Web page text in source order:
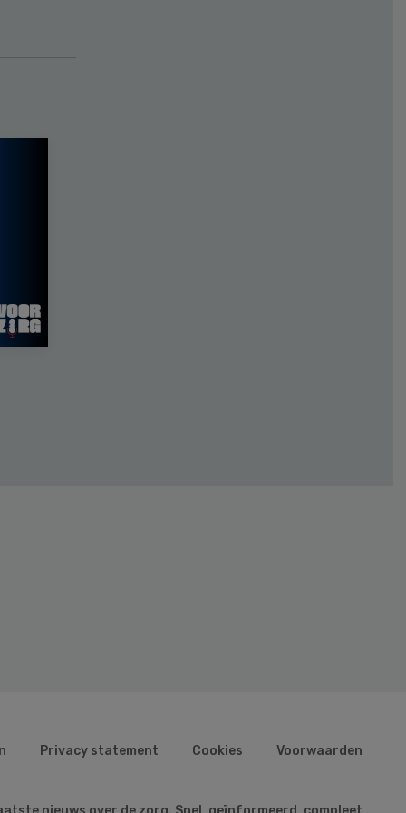
Privacy statement Cookies Voorwaarden